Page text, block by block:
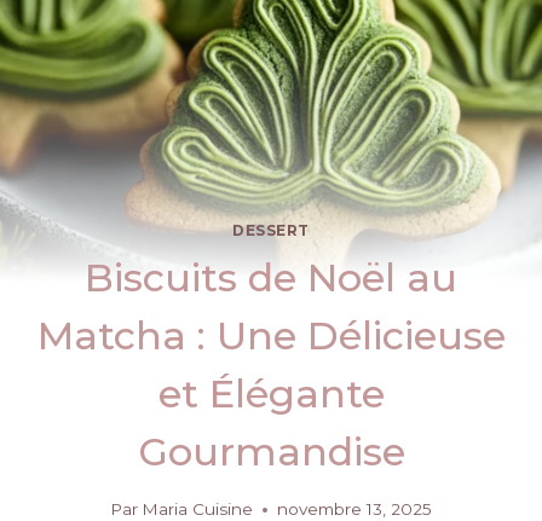
DESSERT
Biscuits de Noël au
Matcha : Une Délicieuse
et Élégante
Gourmandise
Par Maria Cuisine novembre 13, 2025